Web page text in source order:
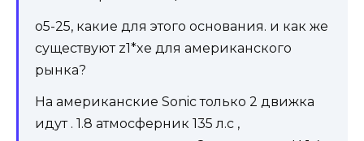
o5-25, какие для этого основания. и как же
существуют z1*xe для американского
рынка?
На американские Sonic только 2 движка
идут . 1.8 атмосферник 135 л.с ,